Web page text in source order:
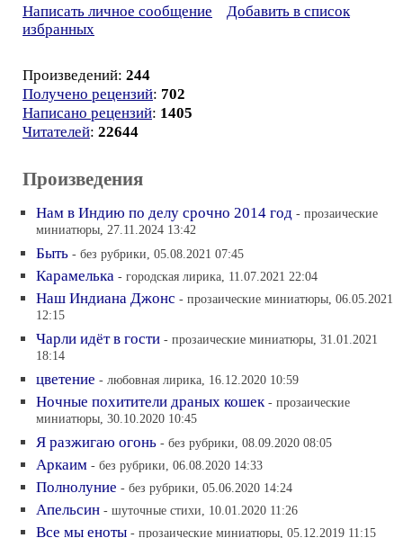
Написать личное сообщение
Добавить в список
избранных
Произведений: 244
Получено рецензий: 702
Написано рецензий: 1405
Читателей: 22644
Произведения
Нам в Индию по делу срочно 2014 год - прозаические
миниатюры, 27.11.2024 13:42
Быть - без рубрики, 05.08.2021 07:45
Карамелька - городская лирика, 11.07.2021 22:04
Наш Индиана Джонс - прозаические миниатюры, 06.05.2021
12:15
Чарли идёт в гости - прозаические миниатюры, 31.01.2021
18:14
цветение - любовная лирика, 16.12.2020 10:59
Ночные похитители драных кошек - прозаические
миниатюры, 30.10.2020 10:45
Я разжигаю огонь - без рубрики, 08.09.2020 08:05
Аркаим - без рубрики, 06.08.2020 14:33
Полнолуние - без рубрики, 05.06.2020 14:24
Апельсин - шуточные стихи, 10.01.2020 11:26
Все мы еноты - прозаические миниатюры, 05.12.2019 11:15